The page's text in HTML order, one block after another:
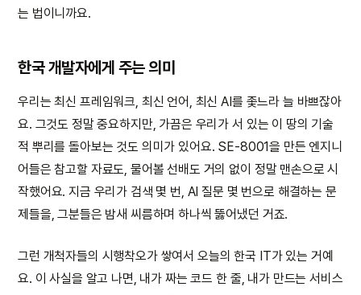
는 법이니까요.
한국 개발자에게 주는 의미
우리는 최신 프레임워크, 최신 언어, 최신 AI를 좇느라 늘 바쁘잖아
요. 그것도 정말 중요하지만, 가끔은 우리가 서 있는 이 땅의 기술
적 뿌리를 돌아보는 것도 의미가 있어요. SE-8001을 만든 엔지니
어들은 참고할 자료도, 물어볼 선배도 거의 없이 정말 맨손으로 시
작했어요. 지금 우리가 검색 몇 번, AI 질문 몇 번으로 해결하는 문
제들을, 그분들은 밤새 씨름하며 하나씩 뚫어냈던 거죠.
그런 개척자들의 시행착오가 쌓여서 오늘의 한국 IT가 있는 거예
요. 이 사실을 알고 나면, 내가 짜는 코드 한 줄, 내가 만드는 서비스